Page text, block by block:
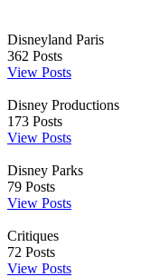
Disneyland Paris
362 Posts
View Posts
Disney Productions
173 Posts
View Posts
Disney Parks
79 Posts
View Posts
Critiques
72 Posts
View Posts